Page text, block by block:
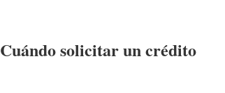
Cuándo solicitar un crédito